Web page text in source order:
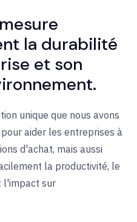
la durabilité
et son
unique que nous avons
aider les entreprises à
d'achat, mais aussi
la productivité, le
l'impact sur